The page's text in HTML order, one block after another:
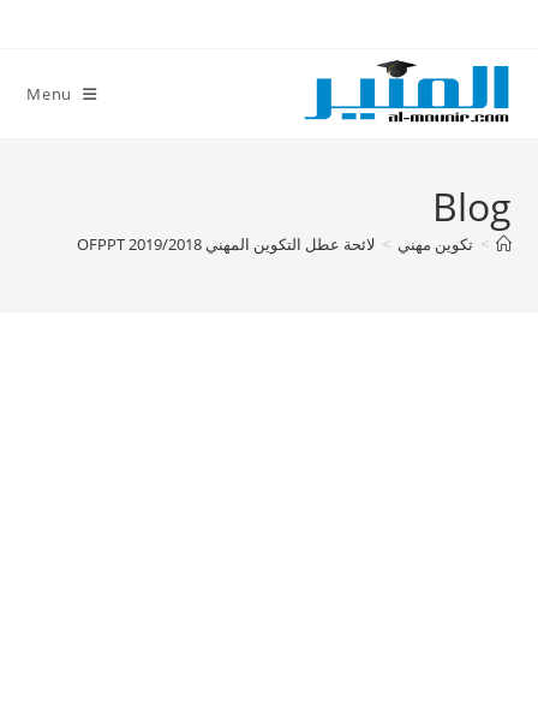
content
Menu
Blog
> تكوين مهني > لائحة عطل التكوين المهني OFPPT 2019/2018